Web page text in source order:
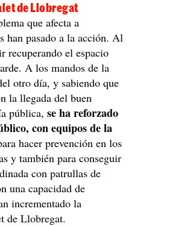
de Llobregat
que afecta a
han pasado a la acción. Al
recuperando el espacio
A los mandos de la
otro día, y sabiendo que
la llegada del buen
pública, se ha reforzado
con equipos de la
hacer prevención en los
y también para conseguir
con patrullas de
una capacidad de
incrementado la
de Llobregat.